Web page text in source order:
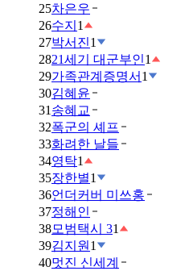
25차은우
26수지 1
27박서진1
2821세기 대군부인1
29가족관계증명서 1
30김혜윤
31 송혜교
32폭군의 셰프
33화려한 날들
34영탁1
35장한별1
36언더커버 미쓰홍
37정해인
38모범택시 31
39김지원 1
40멋진 신세계